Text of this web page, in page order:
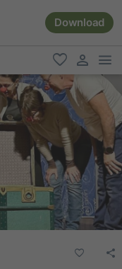
Download
favoriti
user link